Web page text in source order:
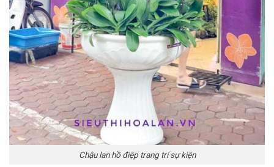
Chậu lan hồ điệp trang trí sự kiện